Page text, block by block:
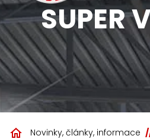
SUPER
Novinky, články, informace